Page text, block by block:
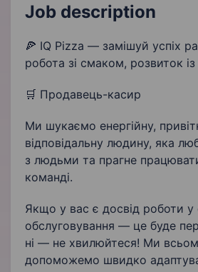
Контроль проведення
Прийом та обробка замовлень
Позитивне мислення
Job description
🍕 IQ Pizza — замішуй успіх
робота зі смаком, розвиток
🛒 Продавець-касир
Ми шукаємо енергійну,
відповідальну людину, яка
з людьми та прагне
команді.
Якщо у вас є досвід роботи у
обслуговування — це буде
ні — не хвилюйтеся! Ми
допоможемо швидко